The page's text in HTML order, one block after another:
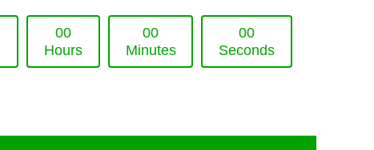
00
Hours
00
Minutes
00
Seconds